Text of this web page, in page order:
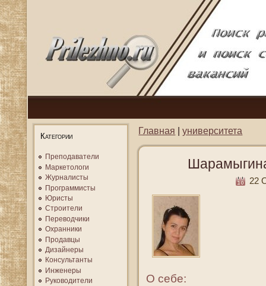
Категории
Преподаватели
Маркетологи
Журналисты
Программисты
Юристы
Строители
Переводчики
Охранники
Продавцы
Дизайнеры
Консультанты
Инженеры
Руководители
Главная |университета
22
О себе: